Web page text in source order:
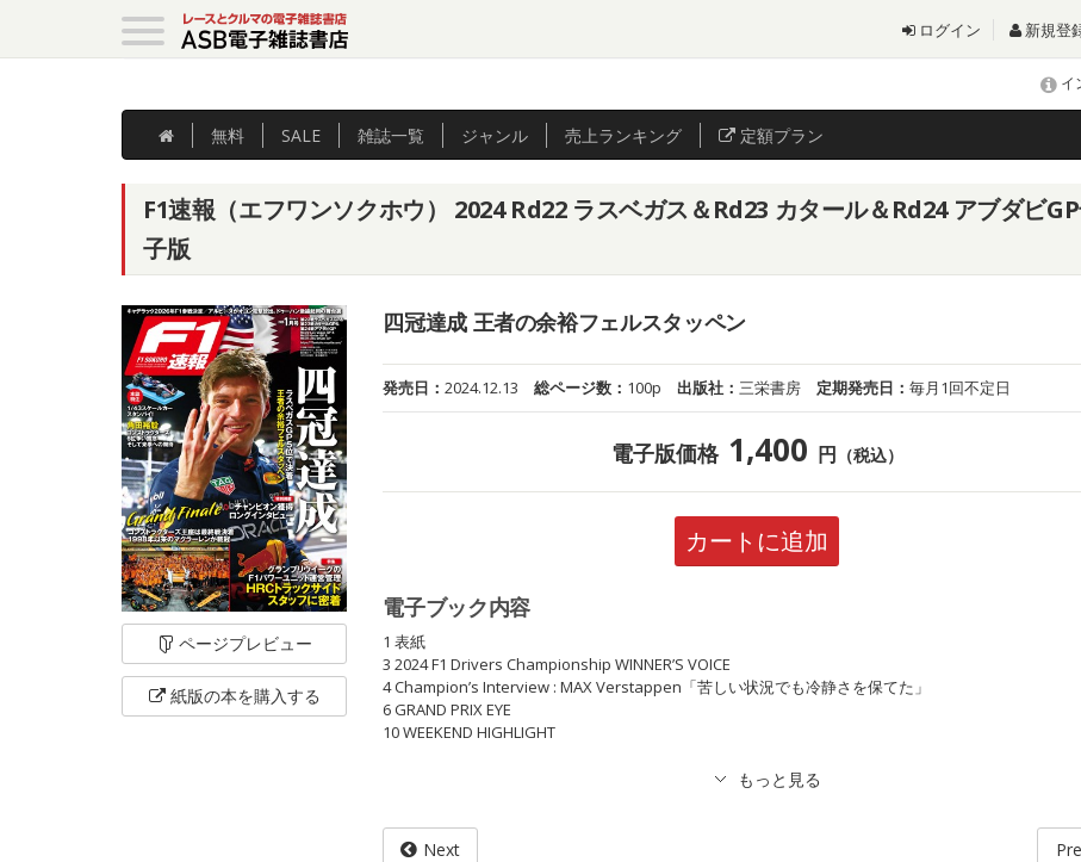
ログイン 新規登
イ
無料 SALE 雑誌一覧 ジャンル 売上ランキング 定額プラン
F1速報（エフワンソクホウ） 2024 Rd22 ラスベガス＆Rd23 カタール＆Rd24 アブダビ
子版
ページプレビュー
紙版の本を購入する
四冠達成 王者の余裕フェルスタッペン
発売日：2024.12.13 総ページ数： 100p 出版社：三栄書房 定期発売日：毎月1回不定日
電子版価格 1,400 円 （税込）
カートに追加
電子ブック内容
1 表紙
3 2024 F1 Drivers Championship WINNER’S VOICE
4 Champion’s Interview : MAX Verstappen「苦しい状況でも冷静さを保てた」
6 GRAND PRIX EYE
10 WEEKEND HIGHLIGHT
Next